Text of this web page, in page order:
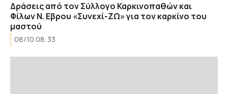
Δράσεις από τον Σύλλογο Καρκινοπαθών και
Φίλων Ν. Εβρου «Συνεχί-ΖΩ» για τον καρκίνο του
μαστού
08/10 08:33